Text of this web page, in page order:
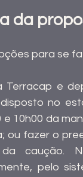
da
para se
Terracap e
no
e 10h00 da
ou fazer o
caução.
pelo